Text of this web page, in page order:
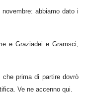
abbiamo dato i
e Graziadei e Gramsci,
prima di partire dovrò
Ve ne accenno qui.